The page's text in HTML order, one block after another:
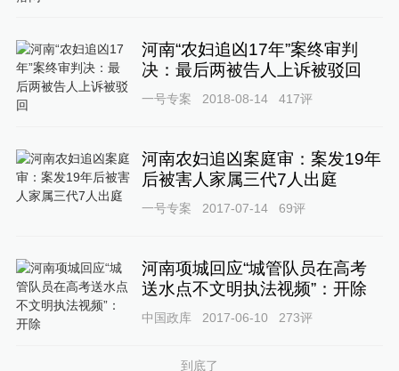
河南“农妇追凶17年”案终审判
决：最后两被告人上诉被驳回
一号专案 2018-08-14 417评
河南农妇追凶案庭审：案发19年
后被害人家属三代7人出庭
一号专案 2017-07-14 69评
河南项城回应“城管队员在高考
送水点不文明执法视频”：开除
中国政库 2017-06-10 273评
到底了